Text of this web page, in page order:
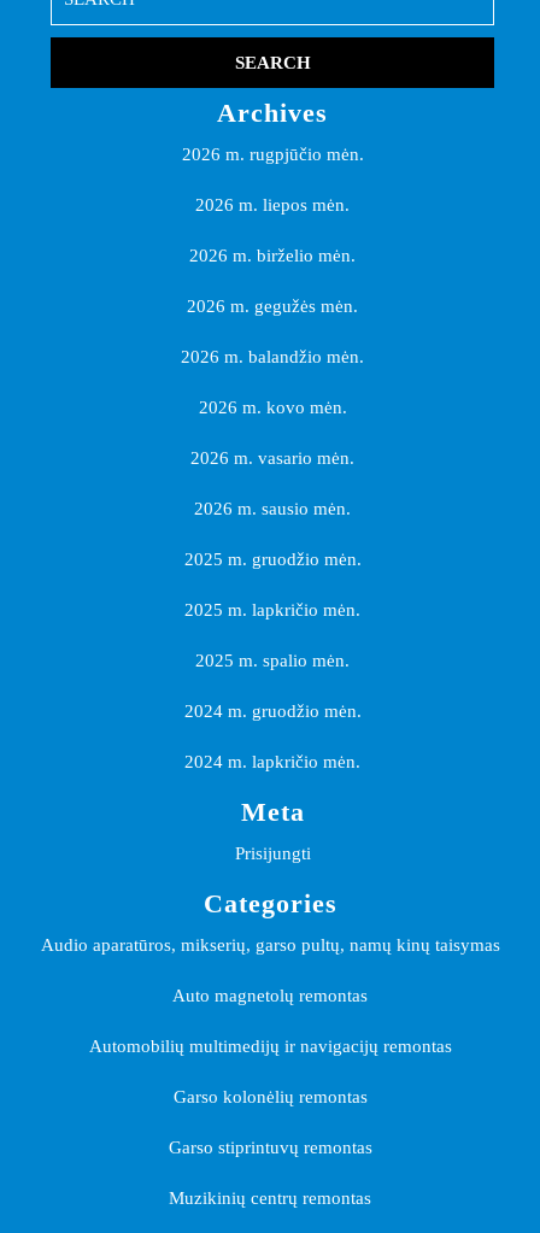
for:
Archives
2026 m. rugpjūčio mėn.
2026 m. liepos mėn.
2026 m. birželio mėn.
2026 m. gegužės mėn.
2026 m. balandžio mėn.
2026 m. kovo mėn.
2026 m. vasario mėn.
2026 m. sausio mėn.
2025 m. gruodžio mėn.
2025 m. lapkričio mėn.
2025 m. spalio mėn.
2024 m. gruodžio mėn.
2024 m. lapkričio mėn.
Meta
Prisijungti
Categories
Audio aparatūros, mikserių, garso pultų, namų kinų taisymas
Auto magnetolų remontas
Automobilių multimedijų ir navigacijų remontas
Garso kolonėlių remontas
Garso stiprintuvų remontas
Muzikinių centrų remontas